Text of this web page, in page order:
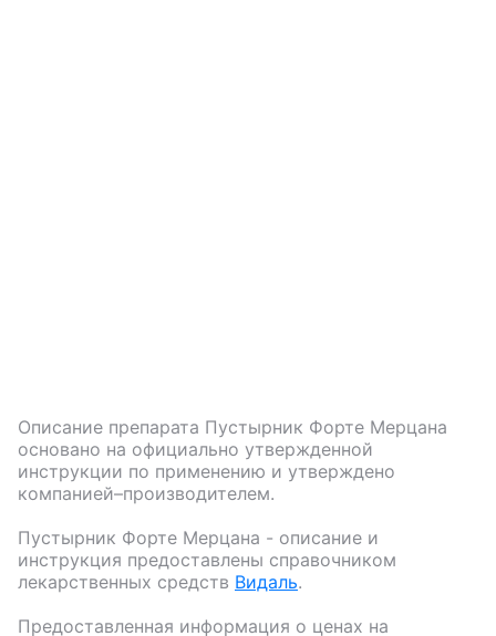
Описание препарата Пустырник Форте Мерцана
основано на официально утвержденной
инструкции по применению и утверждено
компанией–производителем.
Пустырник Форте Мерцана - описание и
инструкция предоставлены справочником
лекарственных средств Видаль.
Предоставленная информация о ценах на